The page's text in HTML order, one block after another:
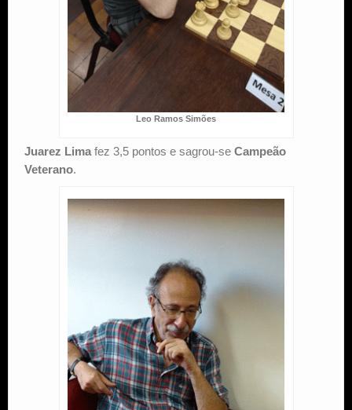
Leo Ramos Simões
Juarez Lima fez 3,5 pontos e sagrou-se Campeão
Veterano.